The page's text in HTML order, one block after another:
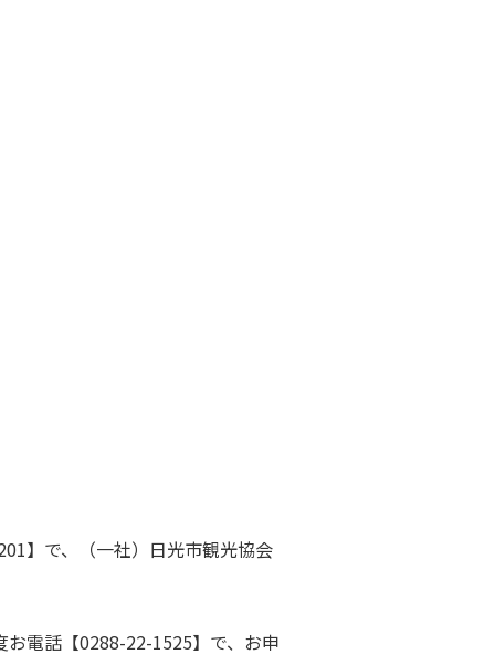
】で、（一社）日光市観光協会
電話【0288-22-1525】で、お申